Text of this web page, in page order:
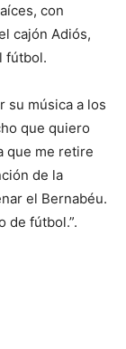
con
cajón Adiós,
fútbol.
su música a los
que quiero
que me retire
de la
el Bernabéu.
de fútbol.”.